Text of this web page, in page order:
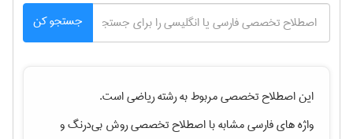
جستجو کن
این اصطلاح تخصصی مربوط به رشتهرياضیاست.
واژه های فارسی مشابه با اصطلاح تخصصیروش بی‌درنگو